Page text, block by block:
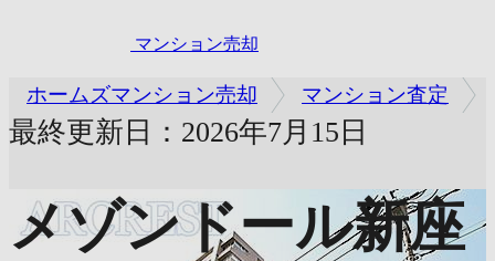
マンション売却
ホームズマンション売却 マンション査定
最終更新日：2026年7月15日
メゾンドール新座